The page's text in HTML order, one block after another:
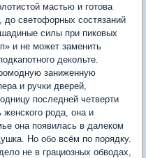
мастью и готова
до светофорных состязаний
силы при пиковых
и не может заменить
декольте.
заниженную
и ручки дверей,
последней четверти
женского рода, она и
она появилась в далеком
Но обо всём по порядку.
не в грациозных обводах,